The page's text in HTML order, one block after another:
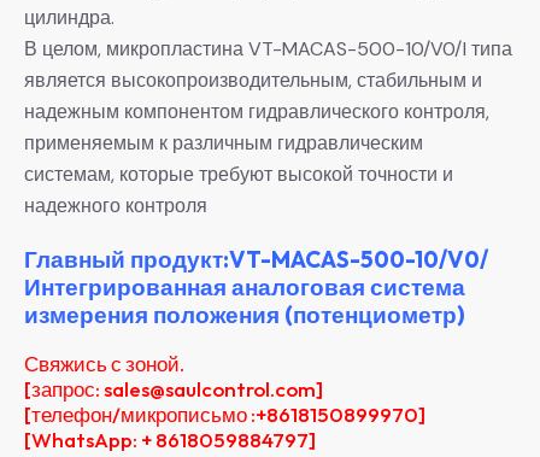
цилиндра.
В целом, микропластина VT-MACAS-500-10/V0/I типа
является высокопроизводительным, стабильным и
надежным компонентом гидравлического контроля,
применяемым к различным гидравлическим
системам, которые требуют высокой точности и
надежного контроля
Главный продукт:VT-MACAS-500-10/V0/
Интегрированная аналоговая система
измерения положения (потенциометр)
Свяжись с зоной.
[запрос: sales@saulcontrol.com]
[телефон/микрописьмо :+8618150899970]
[WhatsApp: + 8618059884797]